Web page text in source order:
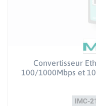
Convertisseur
100/1000Mbps et
IMC-